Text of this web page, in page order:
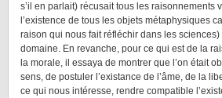
s’il en parlait) récusait tous les raisonnements
l’existence de tous les objets métaphysiques
raison qui nous fait réfléchir dans les
domaine. En revanche, pour ce qui est de la
la morale, il essaya de montrer que l’on était
sens, de postuler l’existance de l’âme, de la
ce qui nous intéresse, rendre compatible